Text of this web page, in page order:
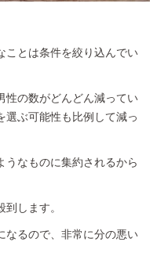
ことは条件を絞り込んでい
性の数がどんどん減ってい
選ぶ可能性も比例して減っ
うなものに集約されるから
します。
なるので、非常に分の悪い